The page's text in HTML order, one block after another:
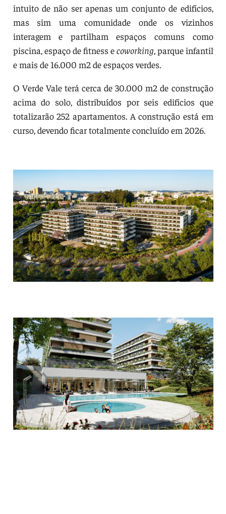
intuito de não ser apenas um conjunto de edifícios,
mas sim uma comunidade onde os vizinhos
interagem e partilham espaços comuns como
piscina, espaço de fitness ecoworking, parque infantil
e mais de 16.000 m2 de espaços verdes.
O Verde Vale terá cerca de 30.000 m2 de construção
acima do solo, distribuídos por seis edifícios que
totalizarão 252 apartamentos. A construção está em
curso, devendo ficar totalmente concluído em 2026.